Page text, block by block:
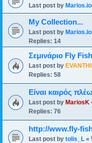
Last post by
My Collection...
Last post by
Replies: 14
Σεμινάριο Fly
Last post by
Replies: 58
Είναι καιρός
Last post by MariosK
Replies: 76
http://www.fly-
Last post by tolis_L «